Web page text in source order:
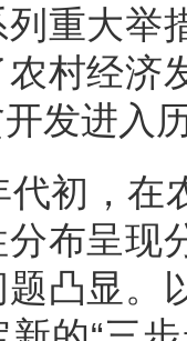
重大举
村经济
发进入
代初，
分布呈现
凸显。